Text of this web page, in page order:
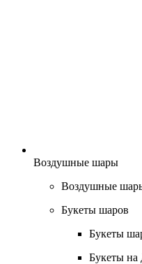
Воздушные шары
Воздушные
Букеты шаров
Букеты
Букеты на